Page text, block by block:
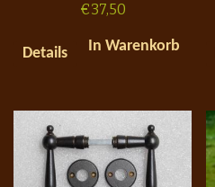
€37,50
Details In Warenkorb